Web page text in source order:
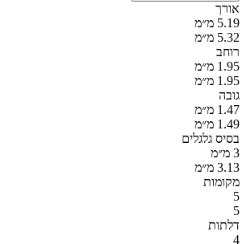
אורך
5.19 מ״מ
5.32 מ״מ
רוחב
1.95 מ״מ
1.95 מ״מ
גובה
1.47 מ״מ
1.49 מ״מ
בסיס גלגלים
3 מ״מ
3.13 מ״מ
מקומות
5
5
דלתות
4